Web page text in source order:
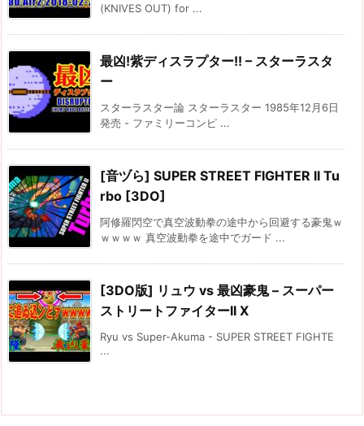
(KNIVES OUT) for ...
最凶!紫ディスラプター!! – スターラスタ
ー
スターラスター論 スターラスター 1985年12月6日
発売 - ファミリーコンピ ...
[音ヅら] SUPER STREET FIGHTER II Tu
rbo [3DO]
阿修羅閃空で真空波動拳の途中から回避する豪鬼ｗ
ｗｗｗｗ 真空波動拳を途中でガード ...
[3DO版] リュウ vs 最凶豪鬼 – スーパー
ストリートファイターII X
Ryu vs Super-Akuma - SUPER STREET FIGHTE
...